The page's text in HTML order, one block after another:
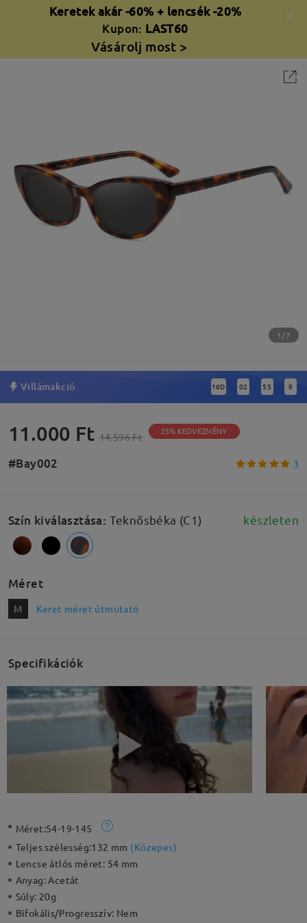
Keretek akár -60% + lencsék -20%
Kupon: LAST60
Vásárolj most >
1/7
Villámakció 16D : 02 : 55 : 8
11.000 Ft 14.596 Ft 25% KEDVEZMÉNY
#Bay002 3
Szín kiválasztása: Teknősbéka (C1) készleten
Méret
M Keret méret útmutató
Specifikációk
Méret:54-19-145
Teljes szélesség:132 mm (Közepes)
Lencse átlós méret: 54 mm
Anyag:Acetát
Súly: 20g
Bifokális/Progresszív: Nem